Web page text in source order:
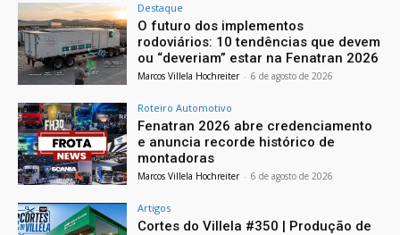
Destaque
O futuro dos implementos
rodoviários: 10 tendências que devem
ou “deveriam” estar na Fenatran 2026
Marcos Villela Hochreiter - 6 de agosto de 2026
Roteiro Automotivo
Fenatran 2026 abre credenciamento
e anuncia recorde histórico de
montadoras
Marcos Villela Hochreiter - 6 de agosto de 2026
Artigos
Cortes do Villela #350 | Produção de